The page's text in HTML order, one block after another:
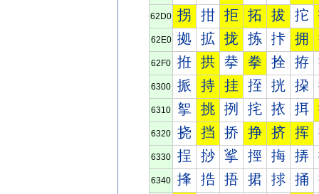
62D0 拐 拑 拒 拓 拔 拕
62E0 拠 拡 拢 拣 拤 拥
62F0 拰 拱 拲 拳 拴 拵
6300 挀 持 挂 挃 挄 挅
6310 挐 挑 挒 挓 挔 挕
6320 挠 挡 挢 挣 挤 挥
6330 挰 挱 挲 挳 挴 挵
6340 捀 捁 捂 捃 捄 捅